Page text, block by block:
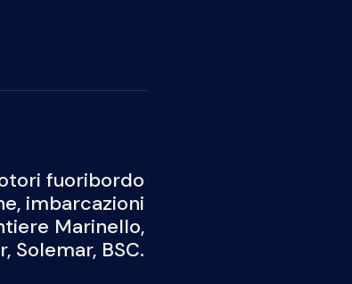
fuoribordo
imbarcazioni
Marinello,
Solemar, BSC.